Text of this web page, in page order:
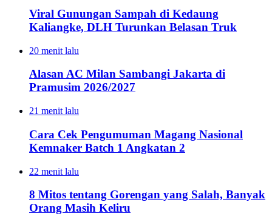
Viral Gunungan Sampah di Kedaung
Kaliangke, DLH Turunkan Belasan Truk
20 menit lalu
Alasan AC Milan Sambangi Jakarta di
Pramusim 2026/2027
21 menit lalu
Cara Cek Pengumuman Magang Nasional
Kemnaker Batch 1 Angkatan 2
22 menit lalu
8 Mitos tentang Gorengan yang Salah, Banyak
Orang Masih Keliru